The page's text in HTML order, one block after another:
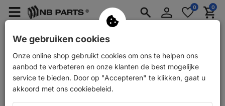
Menü
Onderdelen voor autotrailers
InloggenMerkzettel
aufklappen
0 0
Nieuw account aanmaken
Schakel over naar bedrijfsstudies
We gebruiken cookies
Onze online shop gebruikt cookies om ons te helpen ons
aanbod te verbeteren en onze klanten de best mogelijke
service te bieden. Door op "Accepteren" te klikken, gaat u
akkoord met ons cookiebeleid.